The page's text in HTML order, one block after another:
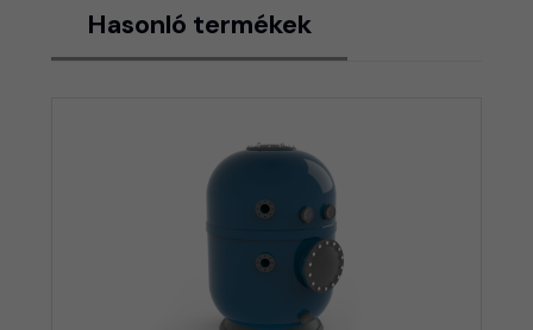
Hasonló termékek